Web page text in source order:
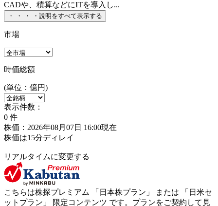
CADや、積算などにITを導入し...
・ ・ ・ ・ 説明をすべて表示する
市場
時価総額
(単位：億円)
表示件数：
0 件
株価：2026年08月07日 16:00現在
株価は15分ディレイ
リアルタイムに変更する
こちらは株探プレミアム 「 日本株プラン 」 または 「 日米セ
ットプラン 」 限定コンテンツ です。プランをご契約して見